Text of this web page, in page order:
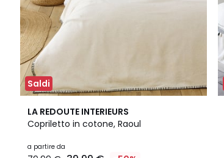
Saldi
LA REDOUTE INTERIEURS
Copriletto in cotone, Raoul
a partire da
4,4
/ 5